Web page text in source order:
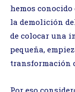
hemos
la demolición
de colocar una
pequeña,
transformación
Por eso